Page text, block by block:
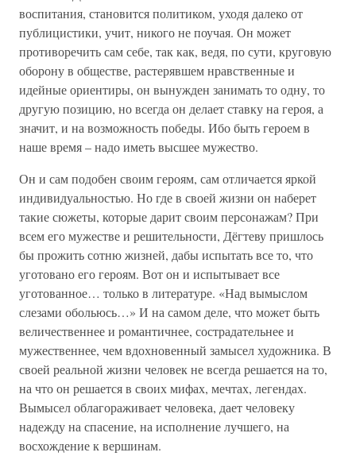
воспитания, становится политиком, уходя далеко от
публицистики, учит, никого не поучая. Он может
противоречить сам себе, так как, ведя, по сути, круговую
оборону в обществе, растерявшем нравственные и
идейные ориентиры, он вынужден занимать то одну, то
другую позицию, но всегда он делает ставку на героя, а
значит, и на возможность победы. Ибо быть героем в
наше время – надо иметь высшее мужество.
Он и сам подобен своим героям, сам отличается яркой
индивидуальностью. Но где в своей жизни он наберет
такие сюжеты, которые дарит своим персонажам? При
всем его мужестве и решительности, Дёгтеву пришлось
бы прожить сотню жизней, дабы испытать все то, что
уготовано его героям. Вот он и испытывает все
уготованное… только в литературе. «Над вымыслом
слезами обольюсь…» И на самом деле, что может быть
величественнее и романтичнее, сострадательнее и
мужественнее, чем вдохновенный замысел художника. В
своей реальной жизни человек не всегда решается на то,
на что он решается в своих мифах, мечтах, легендах.
Вымысел облагораживает человека, дает человеку
надежду на спасение, на исполнение лучшего, на
восхождение к вершинам.